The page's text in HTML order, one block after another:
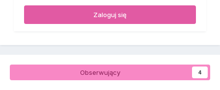
Zaloguj się
Obserwujący 4